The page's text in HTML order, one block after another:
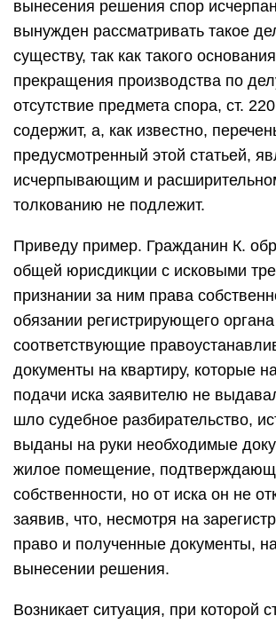
вынесения решения спор
вынужден рассматривать такое
существу, так как такого
прекращения производства по
отсутствие предмета спора, ст.
содержит, а, как известно,
предусмотренный этой статьей,
исчерпывающим и
толкованию не подлежит.
Приведу пример. Гражданин К.
общей юрисдикции с исковыми
признании за ним права
обязании регистрирующего
соответствующие
документы на квартиру, которые
подачи иска заявителю не
шло судебное разбирательство,
выданы на руки необходимые
жилое помещение,
собственности, но от иска он не
заявив, что, несмотря на
право и полученные документы,
вынесении решения.
Возникает ситуация, при которой